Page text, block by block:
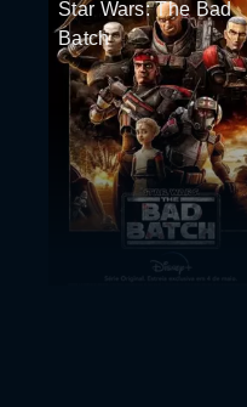
Star Wars: The Bad
Batch